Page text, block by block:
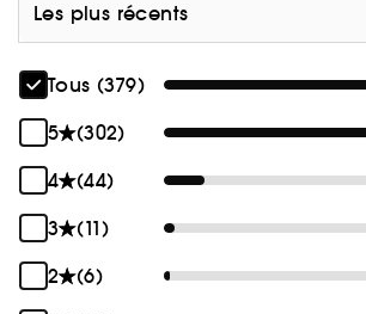
Les plus récents
Tous (379)
5
(302)
4
(44)
3
(11)
2
(6)